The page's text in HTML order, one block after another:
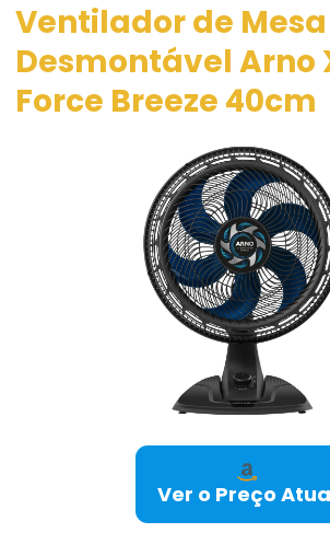
Ventilador de Mesa
Desmontável Arno
Force Breeze 40cm
Ver o Preço